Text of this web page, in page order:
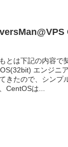
は下記の内容で契約し、使
セット 使っているうちに不要に感じたもの
きたので、シンプ
CentOSは...